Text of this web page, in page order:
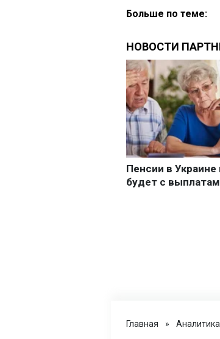
Больше по теме:
Главная » Аналитика